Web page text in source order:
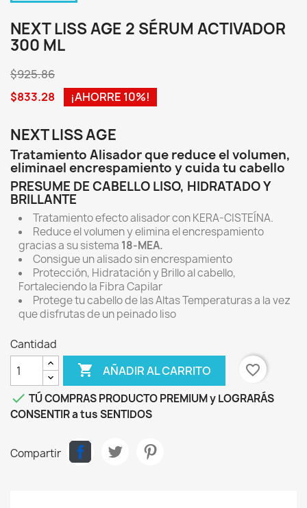
NEXT LISS AGE 2 SÉRUM ACTIVADOR
300 ML
$925.86
$833.28
¡AHORRE 10%!
NEXT LISS AGE
Tratamiento Alisador que reduce el volumen,
eliminael encrespamiento y cuida tu cabello
PRESUME DE CABELLO LISO, HIDRATADO Y
BRILLANTE
Tratamiento efecto alisador con KERA-CISTEÍNA.
Reduce el volumen y elimina el encrespamiento
gracias a su sistema 18-MEA.
Consigue un alisado sin encrespamiento
Protección, Hidratación y Brillo al cabello,
Fortaleciendo la Fibra Capilar
Protege tu cabello de las Altas Temperaturas a la vez
que disfrutas de un peinado liso
Cantidad
 AÑADIR AL CARRITO
favorite_border
 TÚ COMPRAS PRODUCTO PREMIUM y LOGRARÁS
CONSENTIR a tus SENTIDOS
Compartir